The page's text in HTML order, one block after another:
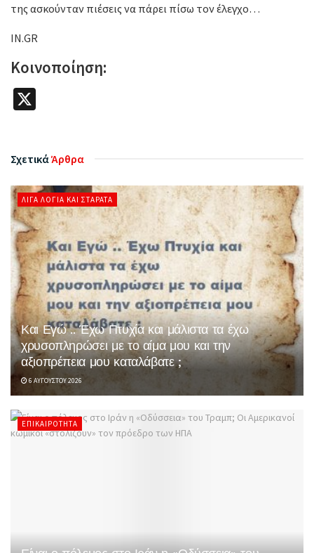
της ασκούνταν πιέσεις να πάρει πίσω τον έλεγχο…
IN.GR
Κοινοποίηση:
ΣχετικάΆρθρα
ΛΊΓΑ ΛΌΓΙΑ ΚΑΙ ΣΤΑΡΆΤΑ
Και Εγώ .. Έχω Πτυχία και μάλιστα τα έχω
χρυσοπληρώσει με το αίμα μου και την
αξιοπρέπεια μου καταλάβατε ;
6 ΑΥΓΟΎΣΤΟΥ 2026
ΕΠΙΚΑΙΡΌΤΗΤΑ